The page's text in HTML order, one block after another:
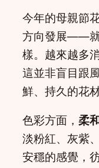
今年的母親節
方向發展——就
樣。越來越多
這並非盲目跟
鮮、持久的花
色彩方面， 柔
淡粉紅、灰紫
安穩的感覺，